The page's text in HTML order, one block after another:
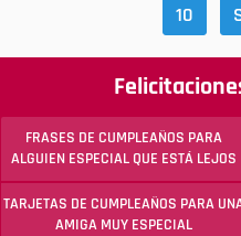
10
FRASES DE CUMPLEAÑOS PARA
ALGUIEN ESPECIAL QUE ESTÁ LEJOS
TARJETAS DE CUMPLEAÑOS PARA
AMIGA MUY ESPECIAL